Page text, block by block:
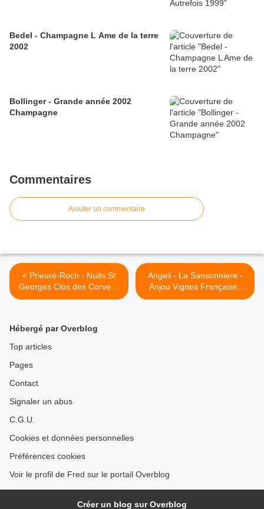
Bedel - Champagne L Ame de la terre
2002
Bollinger - Grande année 2002
Champagne
Commentaires
Ajouter un commentaire
< Prieuré-Roch - Nuits St
Georges Clos des Corvees
2008
Angeli - La Sansonniere -
Anjou Vignes Françaises
2004 >
Hébergé par Overblog
Top articles
Pages
Contact
Signaler un abus
C.G.U.
Cookies et données personnelles
Préférences cookies
Voir le profil de Fred sur le portail Overblog
Créer un blog sur Overblog